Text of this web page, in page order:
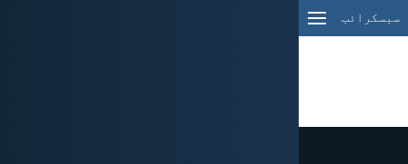
سبسکرائب